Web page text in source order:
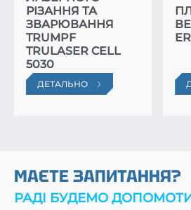
РІЗАННЯ ТА
ЗВАРЮВАННЯ
TRUMPF
TRULASER CELL
5030
ДЕТАЛЬНО
МАЄТЕ ЗАПИТАННЯ?
РАДІ БУДЕМО